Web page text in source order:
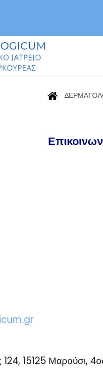
15125 Μαρούσι,